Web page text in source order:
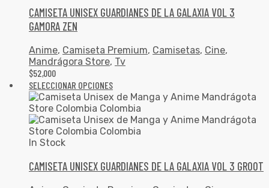
CAMISETA UNISEX GUARDIANES DE LA GALAXIA VOL 3
GAMORA ZEN
Anime, Camiseta Premium, Camisetas, Cine,
Mandrágora Store, Tv
$52,000
SELECCIONAR OPCIONES
In Stock
CAMISETA UNISEX GUARDIANES DE LA GALAXIA VOL 3 GROOT